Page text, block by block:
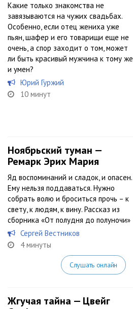
Какие только знакомства не
завязываются на чужих свадьбах.
Особенно, если отец жениха уже
пьян, шафер и его товарищи еще не
очень, а спор заходит о том, может
ли быть красивый мужчина к тому же
и умен?
Юрий Гуржий
10 минут
Ноябрьский туман —
Ремарк Эрих Мария
Яд воспоминаний и сладок, и опасен.
Ему нельзя поддаваться. Нужно
собрать волю и броситься прочь – к
свету, к людям, к вину. Рассказ из
сборника «От полудня до полуночи»
Сергей Вестников
4 минуты
Слушать онлайн
Жгучая тайна — Цвейг